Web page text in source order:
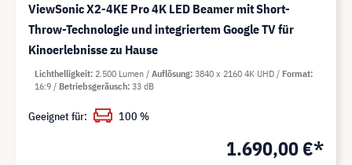
ViewSonic X2-4KE Pro 4K LED Beamer mit Short-
Throw-Technologie und integriertem Google TV für
Kinoerlebnisse zu Hause
1.690,00 €*
Lichthelligkeit 2.500 Lumen Auflösung 3840 x 2160 4K UHD
Format
16:9
Betriebsgeräusch 33 dB
Geeignet für: 100 %